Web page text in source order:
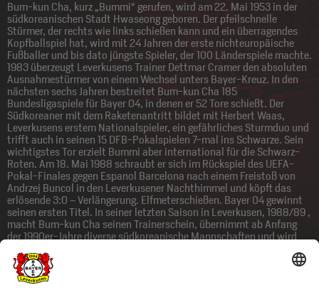
Bum-kun Cha, kurz „Bummi“ gerufen, wird am 22. Mai 1953 in der
südkoreanischen Stadt Hwaseong geboren. Der pfeilschnelle
Stürmer, der rechts wie links schießen kann und ein überragendes
Kopfballspiel hat, wird mit 24 Jahren der erste nichteuropäische
Fußballer und bis dato jüngste Spieler, der 100 Länderspiele machte.
1983 überzeugt Leverkusens Trainer Dettmar Cramer den absoluten
Ausnahmestürmer von einem Wechsel unters Bayer-Kreuz. In den
nächsten sechs Jahren bestreitet Bum-kun Cha 185
Bundesligaspiele für Bayer 04, in denen er 52 Tore schießt. Der
Südkoreaner mit dem Raketenantritt bildet mit Herbert Waas,
Leverkusens erstem Nationalspieler, ein gefährliches Sturmduo und
trifft auch in seinen 15 DFB-Pokalspielen 7-mal ins Schwarze. Sein
wichtigstes Tor erzielt Bummi aber international für die Schwarz-
Roten. Am 18. Mai 1988 schraubt er sich im Rückspiel des UEFA-
Pokal-Finales gegen Espanol Barcelona nach einem Freistoß von
Andrzej Buncol in den Leverkusener Nachthimmel und köpft das
erlösende 3:0 – Verlängerung. Elfmeterschießen. Bayer 04 gewinnt
seinen ersten Titel. In seiner letzten Saison in Leverkusen, 1988/89 ,
macht Bum-kun Cha seinen Trainerschein, übernimmt ab Anfang
der 1990er-Jahre diverse südkoreanische Mannschaften und wird
Südkoreas“, wie sie Cha aufgrund seines Bekanntheitsgrades in
seiner Heimat nennen, wird vom Asiatischen Fußballverband zu
Asiens Fußballer des 20. Jahrhunderts gewählt. Der sehr gläubige